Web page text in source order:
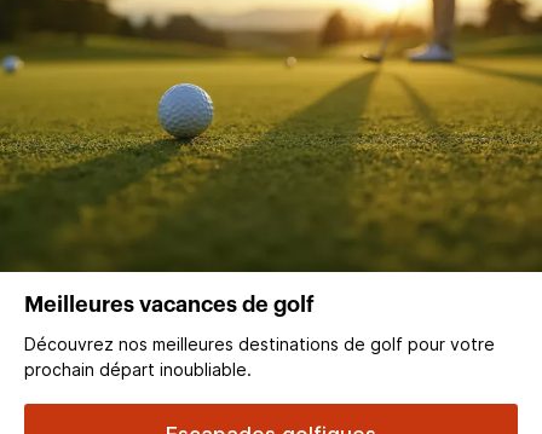
Meilleures vacances de golf
Découvrez nos meilleures destinations de golf pour votre
prochain départ inoubliable.